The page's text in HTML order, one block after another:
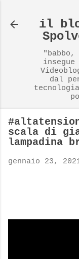
il
"babbo,
dal
scala di
lampadina
gennaio 23,